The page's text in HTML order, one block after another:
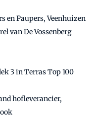
en Paupers, Veenhuizen
van De Vossenberg
3 in Terras Top 100
hofleverancier,